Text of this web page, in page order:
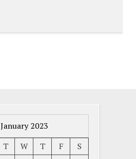
January 2023
T W T F
S